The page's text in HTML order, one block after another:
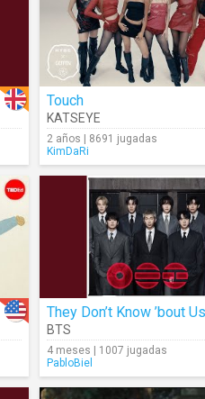
Touch
KATSEYE
2 años | 8691 jugadas
KimDaRi
BTS
4 meses | 1007 jugadas
PabloBiel